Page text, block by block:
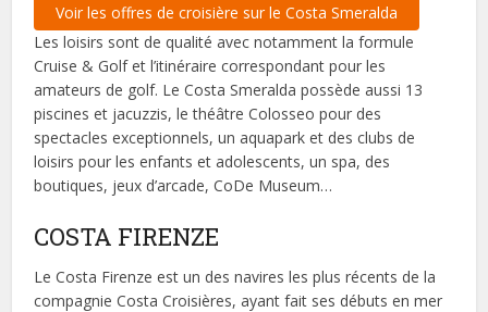
Voir les offres de croisière sur le Costa Smeralda
Les loisirs sont de qualité avec notamment la formule
Cruise & Golf et l’itinéraire correspondant pour les
amateurs de golf. Le Costa Smeralda possède aussi 13
piscines et jacuzzis, le théâtre Colosseo pour des
spectacles exceptionnels, un aquapark et des clubs de
loisirs pour les enfants et adolescents, un spa, des
boutiques, jeux d’arcade, CoDe Museum…
COSTA FIRENZE
Le Costa Firenze est un des navires les plus récents de la
compagnie Costa Croisières, ayant fait ses débuts en mer